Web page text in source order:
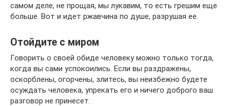
самом деле, не прощая, мы лукавим, то есть грешим еще
больше. Вот и идет ржавчина по душе, разрушая ее.
Отойдите с миром
Говорить о своей обиде человеку можно только тогда,
когда вы сами успокоились. Если вы раздражены,
оскорблены, огорчены, злитесь, вы неизбежно будете
осуждать человека, упрекать его и ничего доброго ваш
разговор не принесет.